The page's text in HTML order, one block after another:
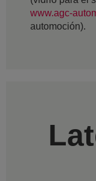
www.agc-
automoción).